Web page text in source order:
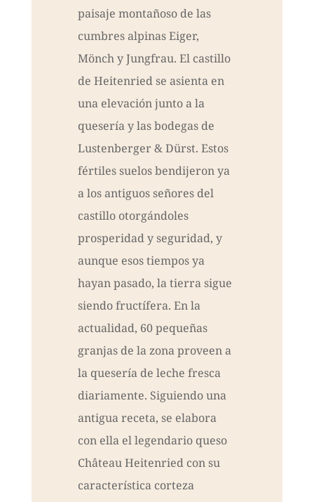
paisaje montañoso de las
cumbres alpinas Eiger,
Mönch y Jungfrau. El castillo
de Heitenried se asienta en
una elevación junto a la
quesería y las bodegas de
Lustenberger & Dürst. Estos
fértiles suelos bendijeron ya
a los antiguos señores del
castillo otorgándoles
prosperidad y seguridad, y
aunque esos tiempos ya
hayan pasado, la tierra sigue
siendo fructífera. En la
actualidad, 60 pequeñas
granjas de la zona proveen a
la quesería de leche fresca
diariamente. Siguiendo una
antigua receta, se elabora
con ella el legendario queso
Château Heitenried con su
característica corteza